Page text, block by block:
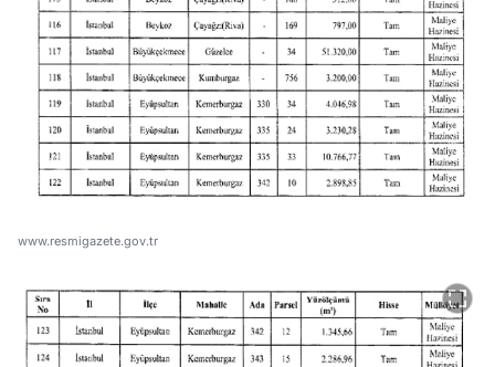
www.resmigazete.gov.tr